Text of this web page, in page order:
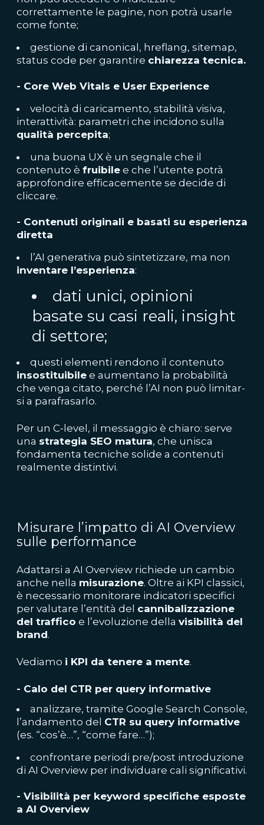
correttamente le pagine, non potrà usarle
come fonte;
gestione di canonical, hreflang, sitemap,
status code per garantire chiarezza tecnica.
- Core Web Vitals e User Experience
velocità di caricamento, stabilità visiva,
interattività: parametri che incidono sulla
qualità percepita;
una buona UX è un segnale che il
contenuto è fruibile e che l’utente potrà
approfondire efficacemente se decide di
cliccare.
- Contenuti originali e basati su esperienza
diretta
l’AI generativa può sintetizzare, ma non
inventare l’esperienza:
dati unici, opinioni
basate su casi reali, insight
di settore;
questi elementi rendono il contenuto
insostituibile e aumentano la probabilità
che venga citato, perché l’AI non può limitar­
si a parafrasarlo.
Per un C‑level, il messaggio è chiaro: serve
una strategia SEO matura, che unisca
fondamenta tecniche solide a contenuti
realmente distintivi.
Misurare l’impatto di AI Overview
sulle performance
Adattarsi a AI Overview richiede un cambio
anche nella misurazione. Oltre ai KPI classici,
è necessario monitorare indicatori specifici
per valutare l’entità del cannibalizzazione
del traffico e l’evoluzione della visibilità del
brand.
Vediamo i KPI da tenere a mente.
- Calo del CTR per query informative
analizzare, tramite Google Search Console,
l’andamento del CTR su query informative
(es. “cos’è…”, “come fare…”);
confrontare periodi pre/post introduzione
di AI Overview per individuare cali significativi.
- Visibilità per keyword specifiche esposte
a AI Overview